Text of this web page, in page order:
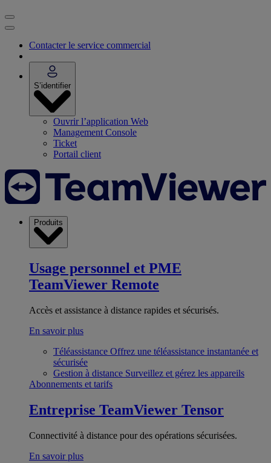
Contacter le service commercial
S’identifier
Ouvrir l’application Web
Management Console
Ticket
Portail client
Produits
Usage personnel et PME
TeamViewer Remote
Accès et assistance à distance rapides et sécurisés.
En savoir plus
Téléassistance Offrez une téléassistance instantanée et
sécurisée
Gestion à distance Surveillez et gérez les appareils
Abonnements et tarifs
Entreprise TeamViewer Tensor
Connectivité à distance pour des opérations sécurisées.
En savoir plus